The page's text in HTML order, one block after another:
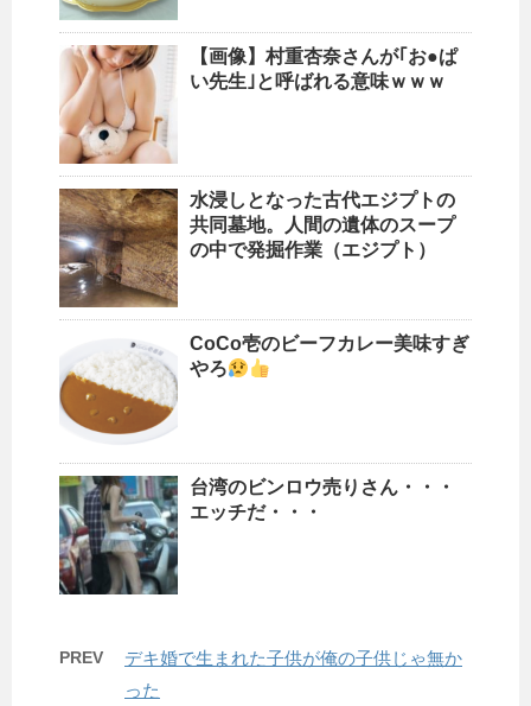
【画像】村重杏奈さんが｢お●ぱ
い先生｣と呼ばれる意味‍ｗｗｗ
水浸しとなった古代エジプトの
共同墓地。人間の遺体のスープ
の中で発掘作業（エジプト）
CoCo壱のビーフカレー美味すぎ
やろ
台湾のビンロウ売りさん・・・
エッチだ・・・
PREV
デキ婚で生まれた子供が俺の子供じゃ無か
った